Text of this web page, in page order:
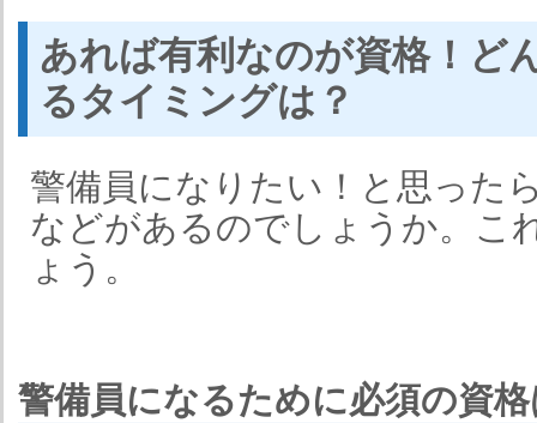
あれば有利なのが資格！ど
るタイミングは？
警備員になりたい！と思った
などがあるのでしょうか。こ
ょう。
警備員になるために必須の資